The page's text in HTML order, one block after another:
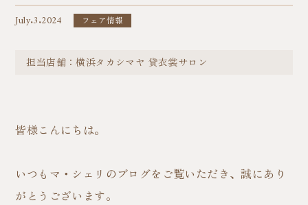
July.3.2024 フェア情報
担当店舗：横浜タカシマヤ 貸衣裳サロン
皆様こんにちは。
いつもマ・シェリのブログをご覧いただき、誠にあり
がとうございます。